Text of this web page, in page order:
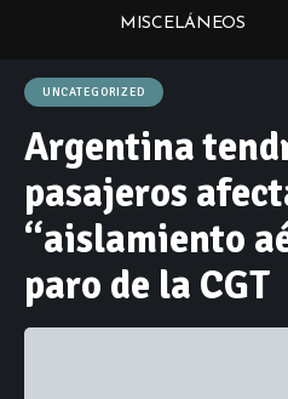
MISCELÁNEOS
UNCATEGORIZED
Argentina
pasajeros
“aislamiento
paro de la CGT